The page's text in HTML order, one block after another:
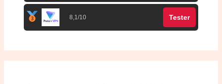
8,1/10 Tester